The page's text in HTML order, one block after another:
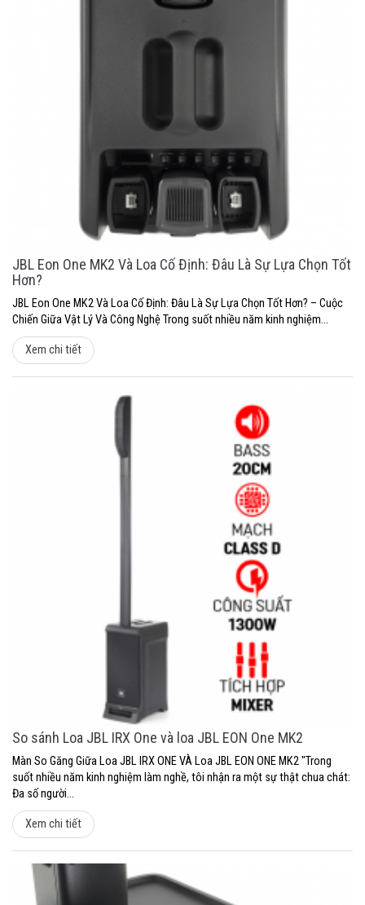
JBL Eon One MK2 Và Loa Cố Định: Đâu Là Sự Lựa Chọn Tốt
Hơn?
JBL Eon One MK2 Và Loa Cố Định: Đâu Là Sự Lựa Chọn Tốt Hơn? – Cuộc
Chiến Giữa Vật Lý Và Công Nghệ Trong suốt nhiều năm kinh nghiệm...
Xem chi tiết
So sánh Loa JBL IRX One và loa JBL EON One MK2
Màn So Găng Giữa Loa JBL IRX ONE VÀ Loa JBL EON ONE MK2 "Trong
suốt nhiều năm kinh nghiệm làm nghề, tôi nhận ra một sự thật chua chát:
Đa số người...
Xem chi tiết